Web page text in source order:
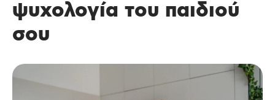
ψυχολογία του παιδιού
σου